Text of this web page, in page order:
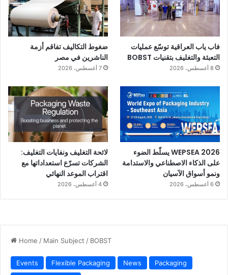
فاب ياب العراقية توسّع عمليات
التعبئة والتغليف بتقنيات BOBST
8 أغسطس، 2026
ضغوط التكاليف تفاقم أزمة
الناشرين في مصر
7 أغسطس، 2026
WEPSEA 2026 يسلّط الضوء
على الذكاء الاصطناعي والاستدامة
ونمو أسواق الآسيان
6 أغسطس، 2026
لائحة التغليف ونفايات التغليف:
الشركات تسرّع استعداداتها مع
اقتراب الموعد النهائي
4 أغسطس، 2026